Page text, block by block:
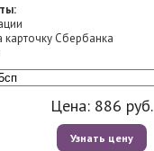
Сбербанка
Цена: 886 руб.
Узнать цену